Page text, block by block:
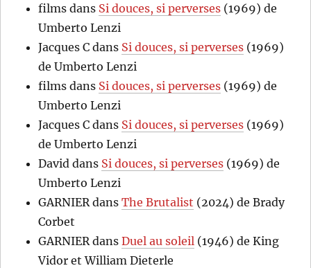
films dans Si douces, si perverses (1969) de
Umberto Lenzi
Jacques C dans Si douces, si perverses (1969)
de Umberto Lenzi
films dans Si douces, si perverses (1969) de
Umberto Lenzi
Jacques C dans Si douces, si perverses (1969)
de Umberto Lenzi
David dans Si douces, si perverses (1969) de
Umberto Lenzi
GARNIER dansThe Brutalist (2024) de Brady
Corbet
GARNIER dansDuel au soleil (1946) de King
Vidor et William Dieterle